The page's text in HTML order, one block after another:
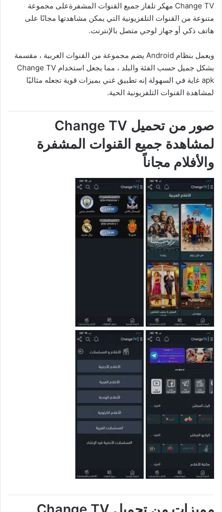
Change TV مهكر تلفاز جميع القنوات المشفرةعلى مجموعة
متنوعة من القنوات التلفزيونية التي يمكن مشاهدتها مجانًا على
هاتف ذكي أو جهاز لوحي متصل بالإنترنت.
ويعمل بنظام Android يضم مجموعة من القنوات العربية ، مقسمة
بشكل جميل حسب الفئة والبلد ، مما يجعل استخدام Change TV
apk غاية في السهولة إنه تطبيق غني بميزات قوية تجعله مثاليًا
لمشاهدة القنوات التلفزيونية الحية.
صور من تحميل Change TV
لمشاهدة جميع القنوات المشفرة
والأفلام مجاناً